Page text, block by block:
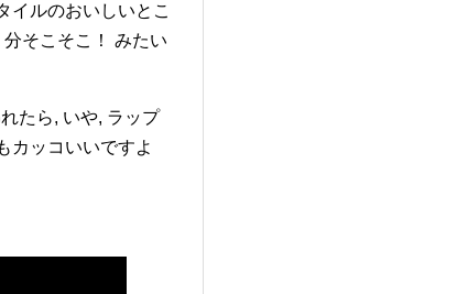
イルのおいしいとこ
そこそこ！ みたい
たら, いや, ラップ
カッコいいですよ